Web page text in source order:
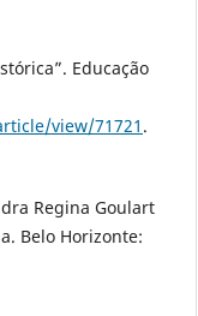
Educação
view/71721 .
Regina Goulart
Belo Horizonte: